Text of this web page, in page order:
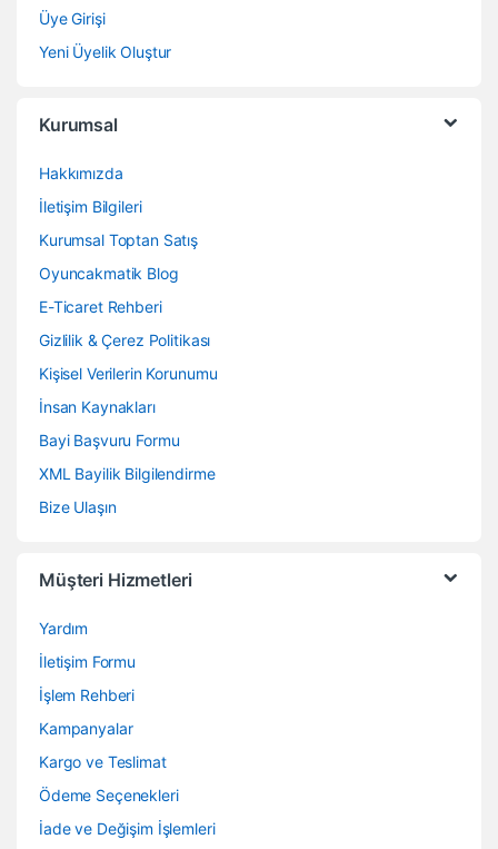
Üye Girişi
Yeni Üyelik Oluştur
Kurumsal
Hakkımızda
İletişim Bilgileri
Kurumsal Toptan Satış
Oyuncakmatik Blog
E-Ticaret Rehberi
Gizlilik & Çerez Politikası
Kişisel Verilerin Korunumu
İnsan Kaynakları
Bayi Başvuru Formu
XML Bayilik Bilgilendirme
Bize Ulaşın
Müşteri Hizmetleri
Yardım
İletişim Formu
İşlem Rehberi
Kampanyalar
Kargo ve Teslimat
Ödeme Seçenekleri
İade ve Değişim İşlemleri